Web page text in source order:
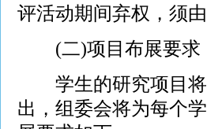
评活动期间弃权，须
(二)项目布展要求
学生的研究项目将
出，组委会将为每个